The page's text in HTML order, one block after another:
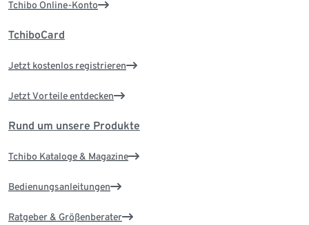
Tchibo Online-Konto
TchiboCard
Jetzt kostenlos registrieren
Jetzt Vorteile entdecken
Rund um unsere Produkte
Tchibo Kataloge & Magazine
Bedienungsanleitungen
Ratgeber & Größenberater